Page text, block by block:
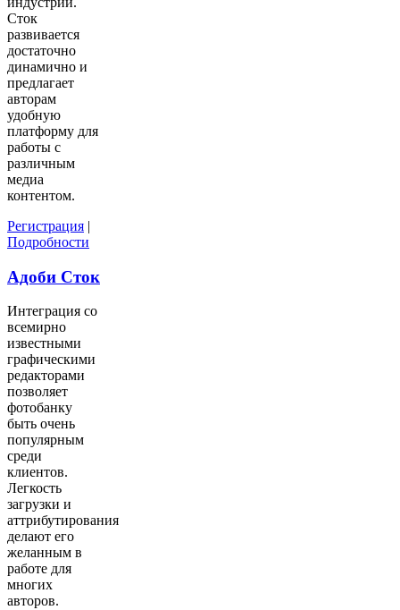
Сток
развивается
достаточно
динамично и
предлагает
авторам
удобную
платформу для
работы с
различным
медиа
контентом.
Регистрация |
Подробности
Адоби Сток
Интеграция со
всемирно
известными
графическими
редакторами
позволяет
фотобанку
быть очень
популярным
среди
клиентов.
Легкость
загрузки и
аттрибутирования
делают его
желанным в
работе для
многих
авторов.